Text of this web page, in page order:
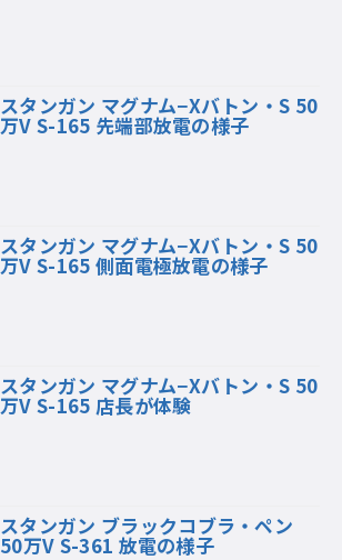
スタンガン マグナム−Xバトン・S 50
万V S-165 先端部放電の様子
スタンガン マグナム−Xバトン・S 50
万V S-165 側面電極放電の様子
スタンガン マグナム−Xバトン・S 50
万V S-165 店長が体験
スタンガン ブラックコブラ・ペン
50万V S-361 放電の様子